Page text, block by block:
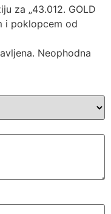
za „43.012. GOLD
i poklopcem od
Neophodna